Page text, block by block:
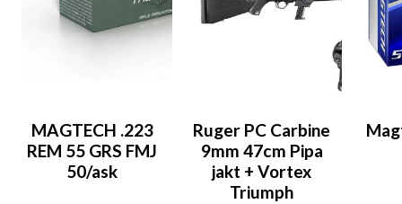
MAGTECH .223
REM 55 GRS FMJ
50/ask
Ruger PC Carbine
9mm 47cm Pipa
jakt + Vortex
Triumph